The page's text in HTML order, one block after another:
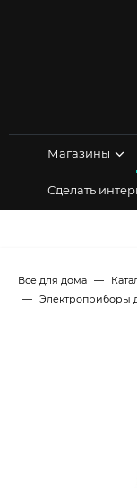
Магазины
Сделать
Все для дома
Электроприборы